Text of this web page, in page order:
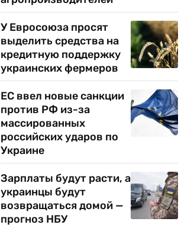
У Евросоюза просят
выделить средства на
кредитную поддержку
украинских фермеров
ЕС ввел новые санкции
против РФ из-за
массированных
российских ударов по
Украине
Зарплаты будут расти, а
украинцы будут
возвращаться домой —
прогноз НБУ